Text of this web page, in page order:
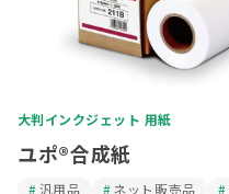
大判インクジェット 用紙
ユポ®合成紙
汎用品 ネット販売品